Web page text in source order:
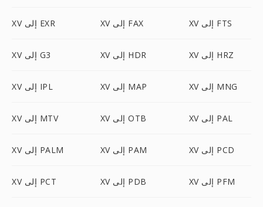
XV إلى EXR XV إلى FAX XV إلى FTS
XV إلى G3 XV إلى HDR XV إلى HRZ
XV إلى IPL XV إلى MAP XV إلى MNG
XV إلى MTV XV إلى OTB XV إلى PAL
XV إلى PALM XV إلى PAM XV إلى PCD
XV إلى PCT XV إلى PDB XV إلى PFM